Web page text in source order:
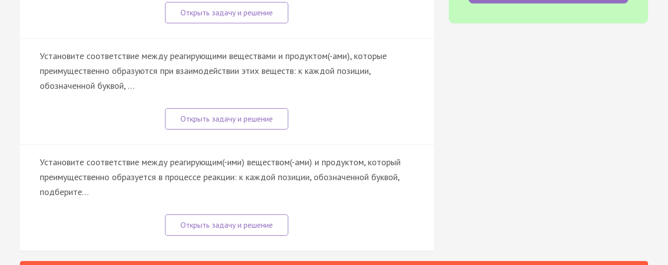
Установите соответствие между реагирующими веществами и продуктом(-ами), которые
преимущественно образуются при взаимодействии этих веществ: к каждой позиции,
обозначенной буквой, …
Установите соответствие между реагирующим(-ими) веществом(-ами) и продуктом, который
преимущественно образуется в процессе реакции: к каждой позиции, обозначенной буквой,
подберите…